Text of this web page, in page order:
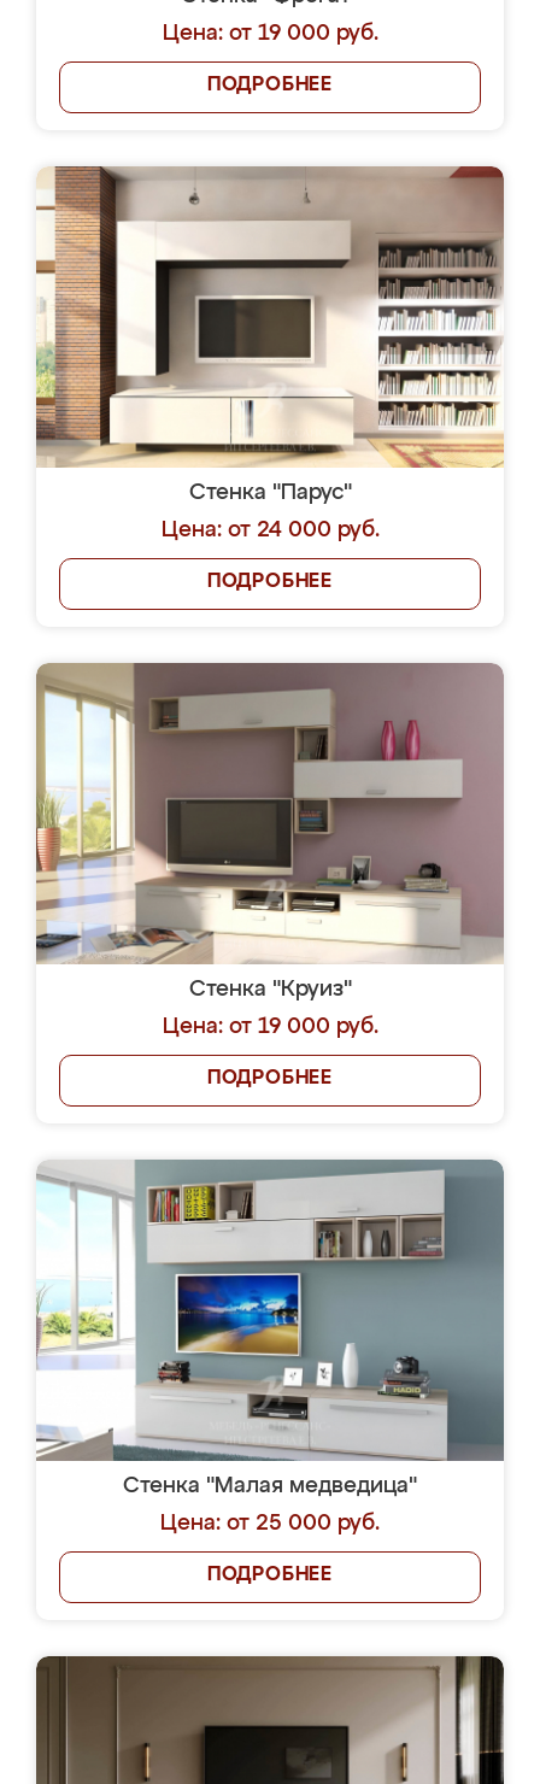
Цена: от 19 000 руб.
ПОДРОБНЕЕ
Стенка "Парус"
Цена: от 24 000 руб.
ПОДРОБНЕЕ
Стенка "Круиз"
Цена: от 19 000 руб.
ПОДРОБНЕЕ
Стенка "Малая медведица"
Цена: от 25 000 руб.
ПОДРОБНЕЕ